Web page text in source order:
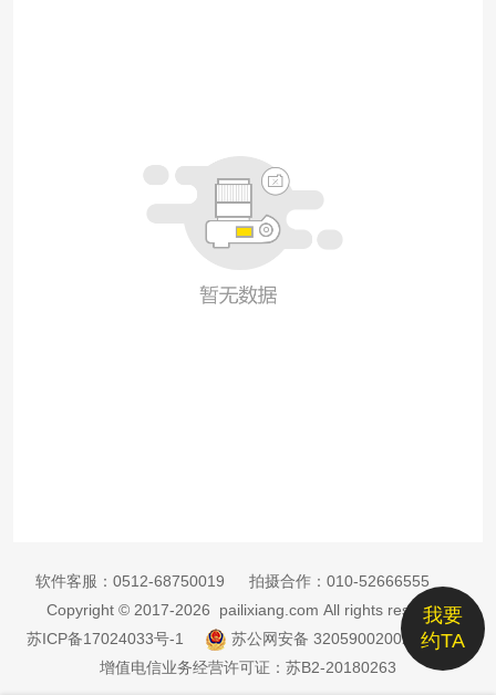
我要
约TA
软件客服： 0512-68750019 拍摄合作： 010-52666555
Copyright © 2017-2026 pailixiang.com All rights reserved
苏ICP备17024033号-1
苏公网安备 32059002002885号
增值电信业务经营许可证：苏B2-20180263